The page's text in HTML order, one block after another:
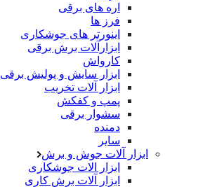
اره های برقی
فرز ها
اینورتر های جوشکاری
ابزارآلات برش برقی
کارواش
ابزار سایش و پولیش برقی
ابزار آلات تخریب
پمپ و کفکش
سشوار برقی
دمنده
سایر
ابزار آلات جوش و برش
ابزار الات جوشکاری
ابزار آلات برش کاری